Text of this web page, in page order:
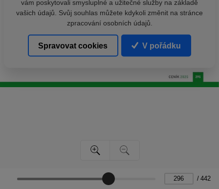
/ 442
vám poskytovali smysluplné a užitečné služby na základě
vašich údajů. Svůj souhlas můžete kdykoli změnit na stránce
zpracování osobních údajů.
Spravovat cookies V pořádku